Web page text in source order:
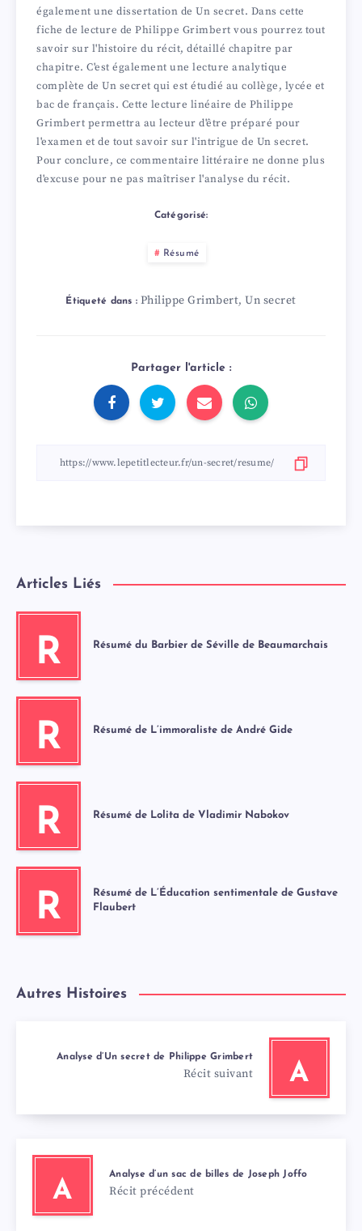
également une dissertation de Un secret. Dans cette
fiche de lecture de Philippe Grimbert vous pourrez tout
savoir sur l'histoire du récit, détaillé chapitre par
chapitre. C'est également une lecture analytique
complète de Un secret qui est étudié au collège, lycée et
bac de français. Cette lecture linéaire de Philippe
Grimbert permettra au lecteur d'être préparé pour
l'examen et de tout savoir sur l'intrigue de Un secret.
Pour conclure, ce commentaire littéraire ne donne plus
d'excuse pour ne pas maîtriser l'analyse du récit.
Catégorisé:
Résumé
Étiqueté dans : Philippe Grimbert,Un secret
Partager l'article :
Articles Liés
R Résumé du Barbier de Séville de Beaumarchais
R Résumé de L’immoraliste de André Gide
R Résumé de Lolita de Vladimir Nabokov
R
Résumé de L’Éducation sentimentale de Gustave
Flaubert
Autres Histoires
A
Analyse d’Un secret de Philippe Grimbert
Récit suivant
A
Analyse d’un sac de billes de Joseph Joffo
Récit précédent